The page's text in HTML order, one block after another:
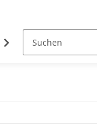
Holz/ Holzpelletts